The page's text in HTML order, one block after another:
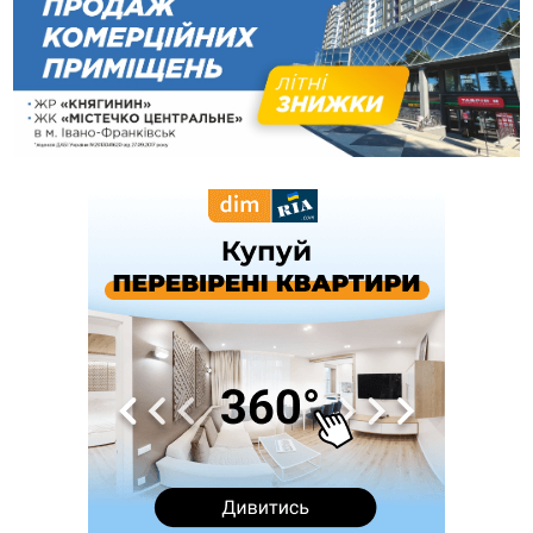
запобіжний захід
14:02
«Пілот з Лондона» видурив у жительки Коломийщини
майже 64 тисячі гривень
13:13
У четвер на Прикарпатті очікується сильна спека до 39°
13:00
На Снятинщині спіймали чоловіка, який зливав з цистерни
У МОЗ змінили підхід до госпіталізації та оновили правила
роботи стаціонарів
На межі Прикарпаття і Тернопільщини невідомі засипали
русло Золотої Липи та облаштували переправу
У Франківську та Яремче зафіксували нові температурні
рекорди
Росія вдарила по Харкову "Бандероллю": є постраждалі,
пошкоджено цивільне підприємство
Верховний суд повернув державі 1,5 га лісу із трьома
ставками в Івано-Франківській громаді
На Каскаді замість веж планують зробити сквер з
дитмайданчиком
На Верховинщині під час пожежі будинку травмувалась